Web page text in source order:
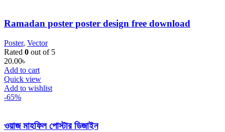
Ramadan poster poster design free download
Poster, Vector
Rated 0 out of 5
20.00৳
Add to cart
Quick view
Add to wishlist
-65%
ওয়াজ মাহফিল পোস্টার ডিজাইন